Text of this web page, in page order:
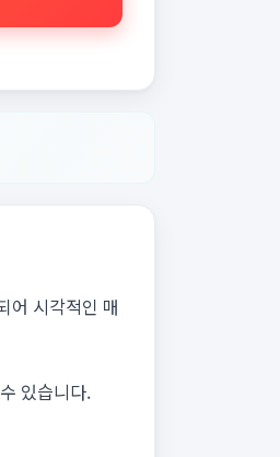
어 시각적인 매
있습니다.